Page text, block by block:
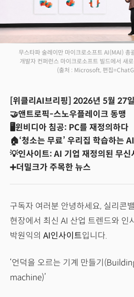
무스타파 술레이만 마이크로소프트 AI(MAI) 총
개발자 컨퍼런스 마이크로소프트 빌드에서 새
(출처 : Microsoft, 편집
[위클리AI브리핑] 2026년 5월 27
🤝앤트로픽-스노우플레이크 동맹
🖥️윈비디아 침공: PC를 재정의하다
🏠‘청소는 무료’ 우리집 학습하는 AI
💡인사이트: AI 기업 재정의된 무신
➕더밀크가 주목한 뉴스
구독자 여러분 안녕하세요, 실리콘
현장에서 최신 AI 산업 트렌드와 인
박원익의 AI인사이트입니다.
‘언덕을 오르는 기계 만들기
machine)’